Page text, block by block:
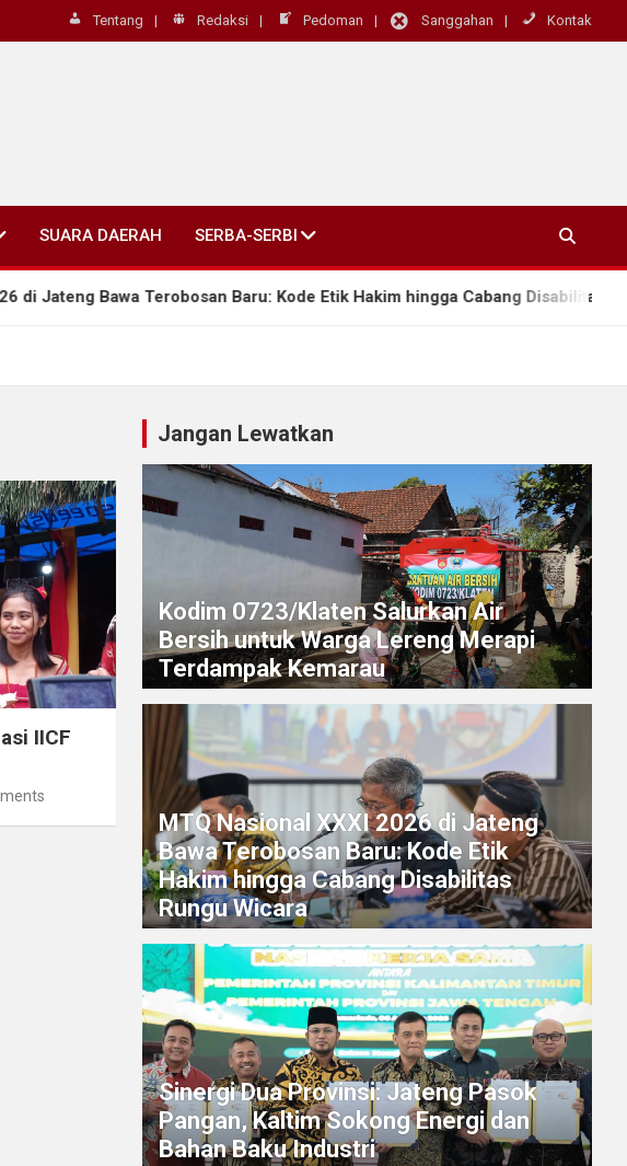
Tentang Redaksi Pedoman Sanggahan Kontak
SUARA DAERAH SERBA-SERBI
Bawa Terobosan Baru: Kode Etik Hakim hingga Cabang Disabilitas Rungu
IICF
Jangan Lewatkan
Kodim 0723/Klaten Salurkan Air
Bersih untuk Warga Lereng Merapi
Terdampak Kemarau
MTQ Nasional XXXI 2026 di Jateng
Bawa Terobosan Baru: Kode Etik
Hakim hingga Cabang Disabilitas
Rungu Wicara
Sinergi Dua Provinsi: Jateng Pasok
Pangan, Kaltim Sokong Energi dan
Bahan Baku Industri